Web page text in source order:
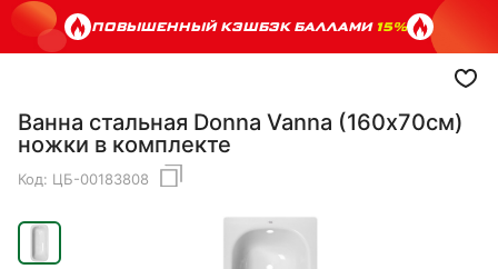
ПОВЫШЕННЫЙ КЭШБЭК БАЛЛАМИ15%
Ванна стальная Donna Vanna (160х70см)
ножки в комплекте
Код: ЦБ-00183808